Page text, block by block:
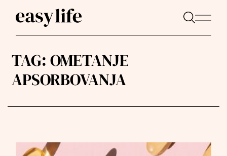
TAG: OMETANJE
APSORBOVANJA